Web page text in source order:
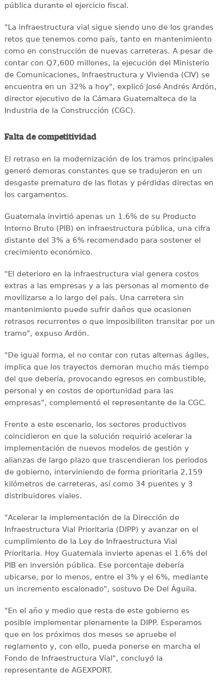
pública durante el ejercicio fiscal.
"La infraestructura vial sigue siendo uno de los grandes
retos que tenemos como país, tanto en mantenimiento
como en construcción de nuevas carreteras. A pesar de
contar con Q7,600 millones, la ejecución del Ministerio
de Comunicaciones, Infraestructura y Vivienda (CIV) se
encuentra en un 32% a hoy", explicó José Andrés Ardón,
director ejecutivo de la Cámara Guatemalteca de la
Industria de la Construcción (CGC).
Falta de competitividad
El retraso en la modernización de los tramos principales
generó demoras constantes que se tradujeron en un
desgaste prematuro de las flotas y pérdidas directas en
los cargamentos.
Guatemala invirtió apenas un 1.6% de su Producto
Interno Bruto (PIB) en infraestructura pública, una cifra
distante del 3% a 6% recomendado para sostener el
crecimiento económico.
"El deterioro en la infraestructura vial genera costos
extras a las empresas y a las personas al momento de
movilizarse a lo largo del país. Una carretera sin
mantenimiento puede sufrir daños que ocasionen
retrasos recurrentes o que imposibiliten transitar por un
tramo", expuso Ardón.
"De igual forma, el no contar con rutas alternas ágiles,
implica que los trayectos demoran mucho más tiempo
del que debería, provocando egresos en combustible,
personal y en costos de oportunidad para las
empresas", complementó el representante de la CGC.
Frente a este escenario, los sectores productivos
coincidieron en que la solución requirió acelerar la
implementación de nuevos modelos de gestión y
alianzas de largo plazo que trascendieran los periodos
de gobierno, interviniendo de forma prioritaria 2,159
kilómetros de carreteras, así como 34 puentes y 3
distribuidores viales.
"Acelerar la implementación de la Dirección de
Infraestructura Vial Prioritaria (DIPP) y avanzar en el
cumplimiento de la Ley de Infraestructura Vial
Prioritaria. Hoy Guatemala invierte apenas el 1.6% del
PIB en inversión pública. Ese porcentaje debería
ubicarse, por lo menos, entre el 3% y el 6%, mediante
un incremento escalonado", sostuvo De Del Águila.
"En el año y medio que resta de este gobierno es
posible implementar plenamente la DIPP. Esperamos
que en los próximos dos meses se apruebe el
reglamento y, con ello, pueda ponerse en marcha el
Fondo de Infraestructura Vial", concluyó la
representante de AGEXPORT.